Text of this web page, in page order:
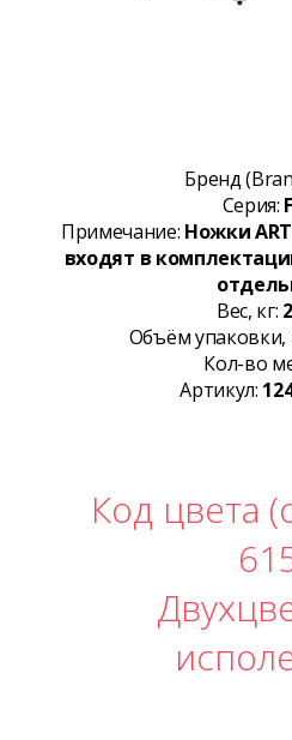
Бренд
Серия:
Примечание: Ножки
входят в
Вес, кг:
Объём упаковки,
Кол-во
Артикул:
Код цвета